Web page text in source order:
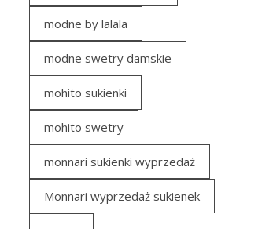
modne by lalala
modne swetry damskie
mohito sukienki
mohito swetry
monnari sukienki wyprzedaż
Monnari wyprzedaż sukienek